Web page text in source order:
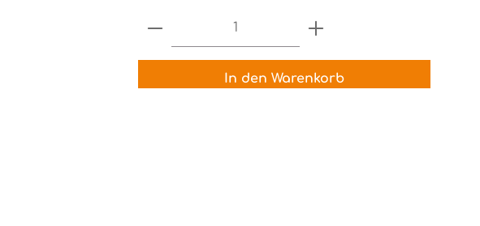
Produkt Anzahl: Gib den
In den Warenkorb